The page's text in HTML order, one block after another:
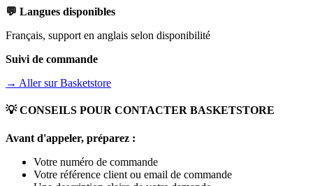
💬 Langues disponibles
Français, support en anglais selon disponibilité
Suivi de commande
→ Aller surBasketstore
💡 CONSEILS POUR CONTACTER BASKETSTORE
Avant d'appeler, préparez :
Votre numéro de commande
Votre référence client ou email de commande